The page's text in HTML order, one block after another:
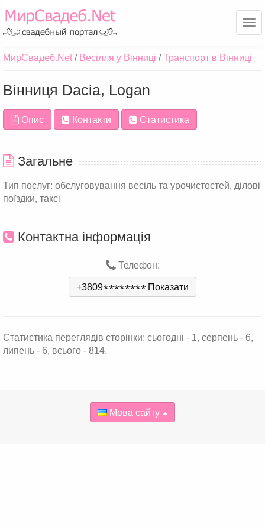
МирСвадеб.Net Весілля у Вінниці Транспорт в Вінниці
Вінниця Dacia, Logan
Опис Контакти Статистика
Загальне
Тип послуг: обслуговування весіль та урочистостей, ділові
поїздки, таксі
Контактна інформація
Телефон:
+3809******** Показати
Статистика переглядів сторінки: сьогодні - 1, серпень - 6,
липень - 6, всього - 814.
Мова сайту